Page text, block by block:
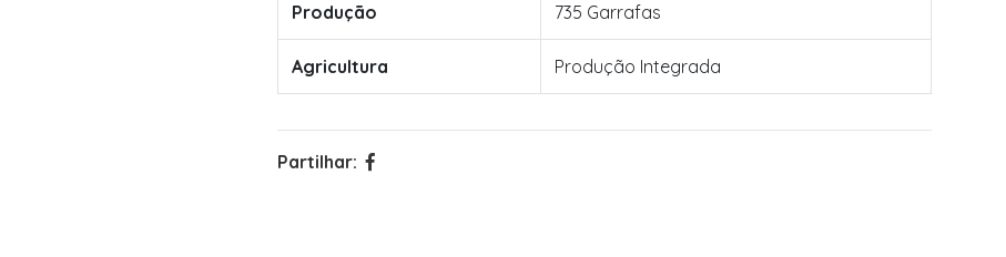
Produção 735 Garrafas
Agricultura Produção Integrada
Partilhar: